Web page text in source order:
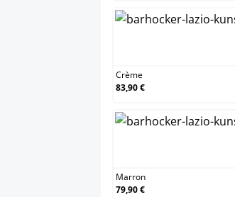
Crème
83,90 €
Marron
79,90 €